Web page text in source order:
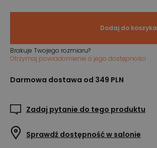
Dodaj do koszyka
Brakuje Twojego rozmiaru?
Otrzymaj powiadomienie o jego dostępności
Darmowa dostawa od 349 PLN
Zadaj pytanie do tego produktu
Sprawdź dostępność w salonie